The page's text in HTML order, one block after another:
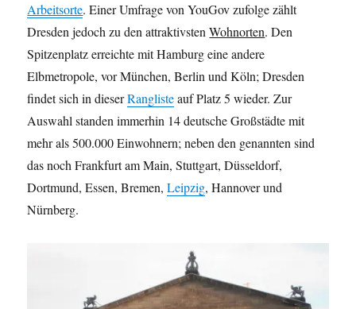
Arbeitsorte. Einer Umfrage von YouGov zufolge zählt
Dresden jedoch zu den attraktivstenWohnorten. Den
Spitzenplatz erreichte mit Hamburg eine andere
Elbmetropole, vor München, Berlin und Köln; Dresden
findet sich in dieserRanglisteauf Platz 5 wieder. Zur
Auswahl standen immerhin 14 deutsche Großstädte mit
mehr als 500.000 Einwohnern; neben den genannten sind
das noch Frankfurt am Main, Stuttgart, Düsseldorf,
Dortmund, Essen, Bremen,Leipzig, Hannover und
Nürnberg.